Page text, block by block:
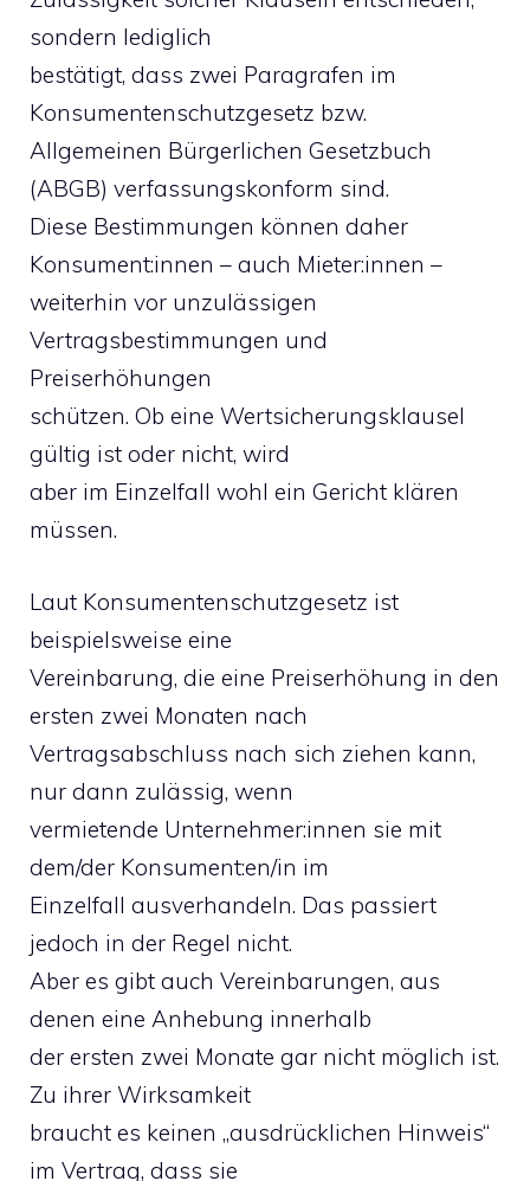
sondern lediglich
bestätigt, dass zwei Paragrafen im
Konsumentenschutzgesetz bzw.
Allgemeinen Bürgerlichen Gesetzbuch
(ABGB) verfassungskonform sind.
Diese Bestimmungen können daher
Konsument:innen – auch Mieter:innen –
weiterhin vor unzulässigen
Vertragsbestimmungen und
Preiserhöhungen
schützen. Ob eine Wertsicherungsklausel
gültig ist oder nicht, wird
aber im Einzelfall wohl ein Gericht klären
müssen.
Laut Konsumentenschutzgesetz ist
beispielsweise eine
Vereinbarung, die eine Preiserhöhung in den
ersten zwei Monaten nach
Vertragsabschluss nach sich ziehen kann,
nur dann zulässig, wenn
vermietende Unternehmer:innen sie mit
dem/der Konsument:en/in im
Einzelfall ausverhandeln. Das passiert
jedoch in der Regel nicht.
Aber es gibt auch Vereinbarungen, aus
denen eine Anhebung innerhalb
der ersten zwei Monate gar nicht möglich ist.
Zu ihrer Wirksamkeit
braucht es keinen „ausdrücklichen Hinweis“
im Vertrag, dass sie